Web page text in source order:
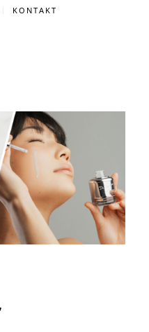
KONTAKT